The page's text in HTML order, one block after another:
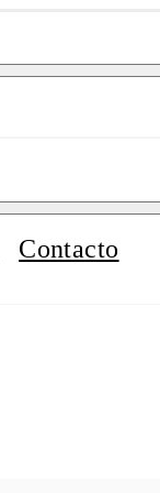
Contacto